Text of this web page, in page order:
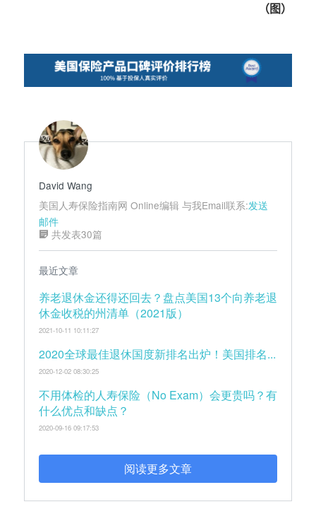
（图）
David Wang
美国人寿保险指南网 Online编辑 与我Email联系:发送
邮件
共发表30篇
最近文章
养老退休金还得还回去？盘点美国13个向养老退
休金收税的州清单（2021版）
2021-10-11 10:11:27
2020全球最佳退休国度新排名出炉！美国排名...
2020-12-02 08:30:25
不用体检的人寿保险（No Exam）会更贵吗？有
什么优点和缺点？
2020-09-16 09:17:53
阅读更多文章